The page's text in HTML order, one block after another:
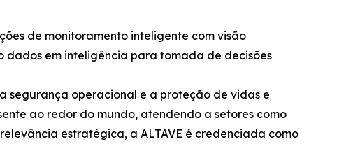
de monitoramento inteligente com visão
dados em inteligência para tomada de decisões
segurança operacional e a proteção de vidas e
ao redor do mundo, atendendo a setores como
estratégica, a ALTAVE é credenciada como